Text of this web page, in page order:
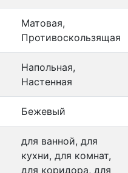
Матовая,
Противоскользящая
Напольная,
Настенная
Бежевый
для ванной, для
кухни, для комнат,
для коридора, для